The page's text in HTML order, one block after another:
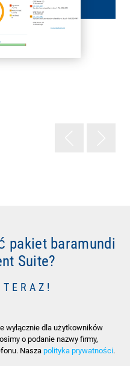
pakiet baramundi
Suite?
wyłącznie dla użytkowników
o podanie nazwy firmy,
Nasza polityka prywatności.